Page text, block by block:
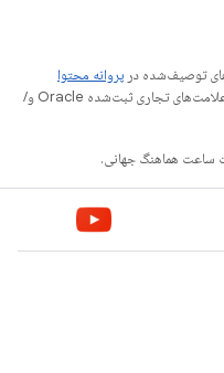
توصیف‌شده در پروانه محتوا
هستند. جاوا و OpenJDK علامت‌های تجاری یا علامت‌های تجاری ثبت‌شده Oracle و/